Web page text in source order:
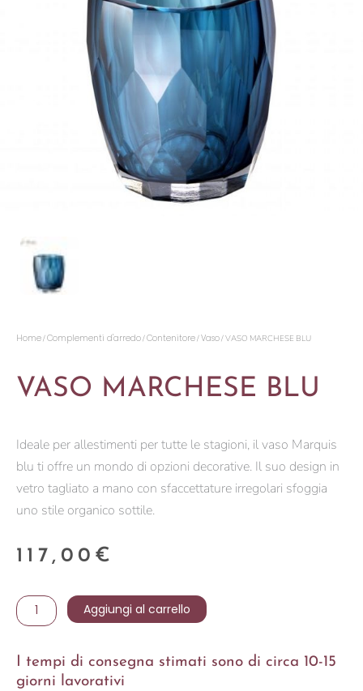
Home/Complementi d'arredo/Contenitore/Vaso/ VASO MARCHESE BLU
VASO MARCHESE BLU
Ideale per allestimenti per tutte le stagioni, il vaso Marquis
blu ti offre un mondo di opzioni decorative. Il suo design in
vetro tagliato a mano con sfaccettature irregolari sfoggia
uno stile organico sottile.
117,00 €
VASO
MARCHESE
quantità
Aggiungi al carrello
I tempi di consegna stimati sono di circa 10-15
giorni lavorativi